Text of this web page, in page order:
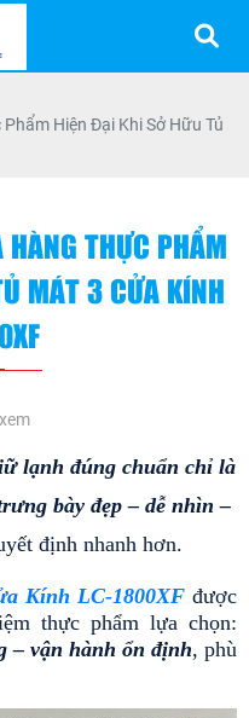
Hiện Đại Khi Sở Hữu Tủ
THỰC PHẨM
MÁT 3 CỬA KÍNH
lạnh đúng chuẩn chỉ là
bày đẹp – dễ nhìn –
định nhanh hơn.
Kính LC-1800XF được
– vận hành ổn định, phù